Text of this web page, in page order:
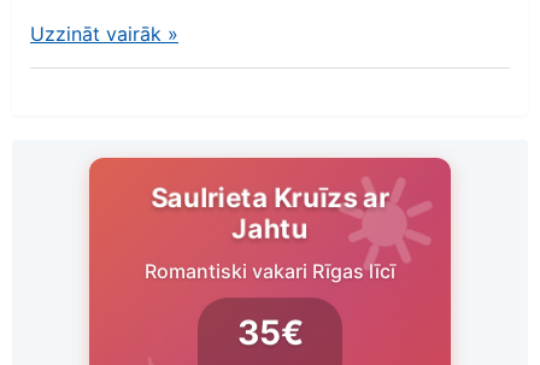
Uzzināt vairāk »
Saulrieta Kruīzs ar
Jahtu
Romantiski vakari Rīgas līcī
35€